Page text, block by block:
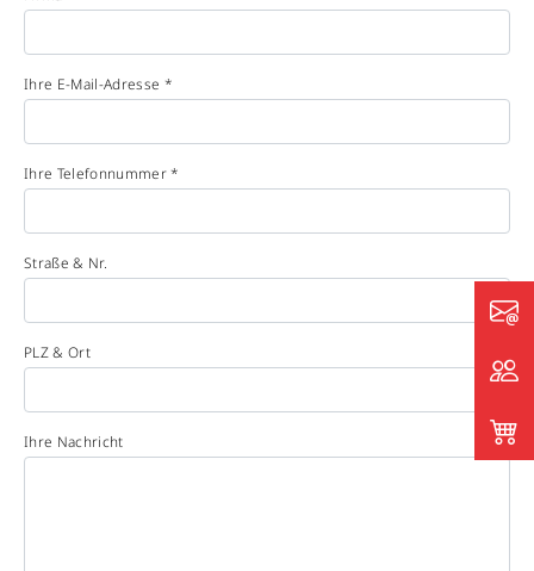
Ihre E-Mail-Adresse *
Ihre Telefonnummer *
Straße & Nr.
PLZ & Ort
Ihre Nachricht